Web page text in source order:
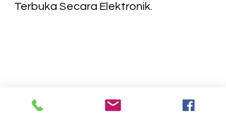
Terbuka Secara Elektronik.